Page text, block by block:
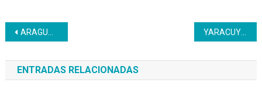
Navegación
de
entradas
ARAGUA | El Inces a través de su programa penitenciario Luisa Cáceres de Arismendi realizó una emotiva entrega de certificados YARACUY | Inces desplegado en todo el territorio para impartir capacitación en ocupaciones productivas
ENTRADAS RELACIONADAS